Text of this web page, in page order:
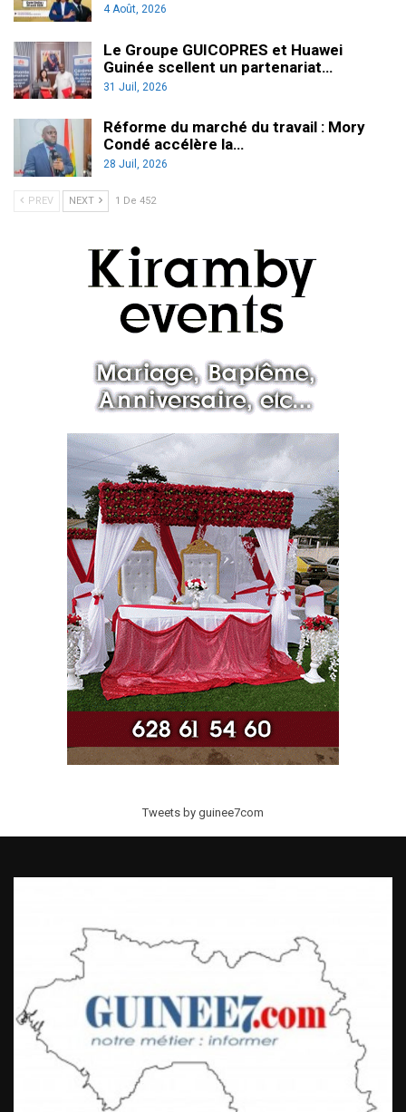
4 Août, 2026
Le Groupe GUICOPRES et Huawei
Guinée scellent un partenariat…
31 Juil, 2026
Réforme du marché du travail : Mory
Condé accélère la…
28 Juil, 2026
PREV NEXT 1 De 452
Tweets by guinee7com